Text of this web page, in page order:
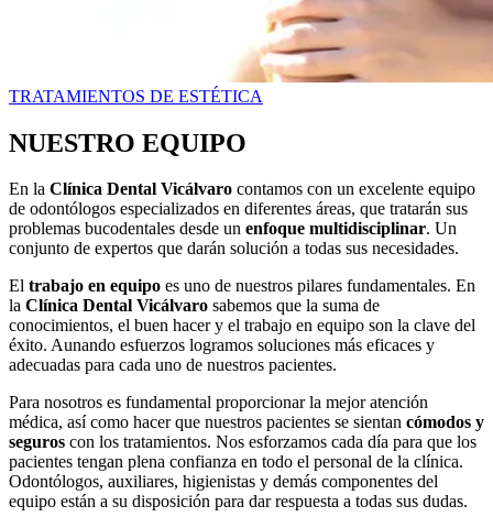
TRATAMIENTOS DE ESTÉTICA
NUESTRO EQUIPO
En la Clínica Dental Vicálvaro contamos con un excelente equipo
de odontólogos especializados en diferentes áreas, que tratarán sus
problemas bucodentales desde un enfoque multidisciplinar. Un
conjunto de expertos que darán solución a todas sus necesidades.
El trabajo en equipo es uno de nuestros pilares fundamentales. En
la Clínica Dental Vicálvaro sabemos que la suma de
conocimientos, el buen hacer y el trabajo en equipo son la clave del
éxito. Aunando esfuerzos logramos soluciones más eficaces y
adecuadas para cada uno de nuestros pacientes.
Para nosotros es fundamental proporcionar la mejor atención
médica, así como hacer que nuestros pacientes se sientan cómodos y
seguros con los tratamientos. Nos esforzamos cada día para que los
pacientes tengan plena confianza en todo el personal de la clínica.
Odontólogos, auxiliares, higienistas y demás componentes del
equipo están a su disposición para dar respuesta a todas sus dudas.